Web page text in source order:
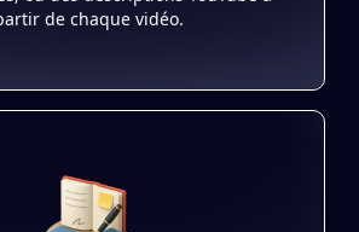
de chaque vidéo.